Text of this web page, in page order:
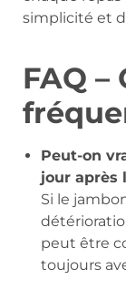
simplicité et
FAQ
Peut-on
jour après
Si le
peut être
toujours